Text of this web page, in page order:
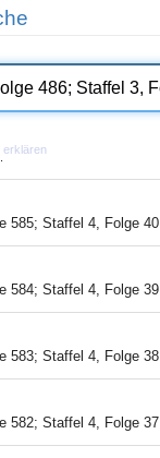
erklären
585; Staffel 4, Folge 40
584; Staffel 4, Folge 39
583; Staffel 4, Folge 38
582; Staffel 4, Folge 37